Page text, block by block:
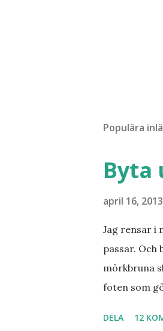
Populära
Byta
april 16, 2013
Jag rensar i
passar. Och
mörkbruna
foten som
DELA 12